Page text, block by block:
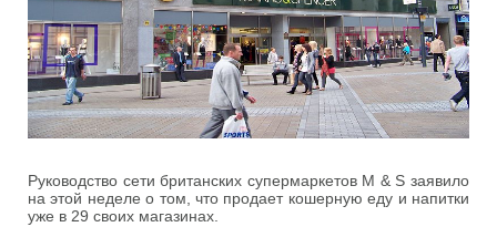
Руководство сети британских супермаркетов M & S заявило
на этой неделе о том, что продает кошерную еду и напитки
уже в 29 своих магазинах.